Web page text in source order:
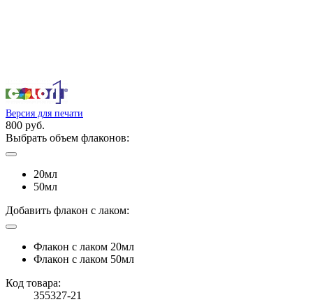
Версия для печати
800 руб.
Выбрать объем флаконов:
20мл
50мл
Добавить флакон с лаком:
Флакон с лаком 20мл
Флакон с лаком 50мл
Код товара:
355327-21